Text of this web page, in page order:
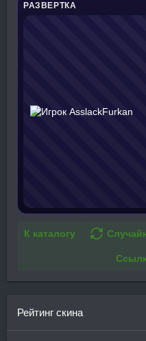
РАЗВЕРТКА
К каталогу
Рейтинг скина